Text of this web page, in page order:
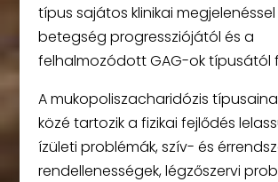
típus sajátos klinikai
betegség progressziójától és a
felhalmozódott GAG-ok típusától
A mukopoliszacharidózis
közé tartozik a fizikai fejlődés
ízületi problémák, szív- és
rendellenességek, légzőszervi